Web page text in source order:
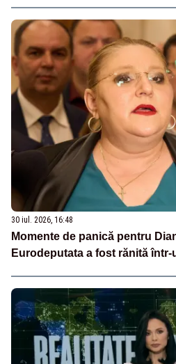
30 iul. 2026, 16:48
Momente de panică pentru
Eurodeputata a fost rănită